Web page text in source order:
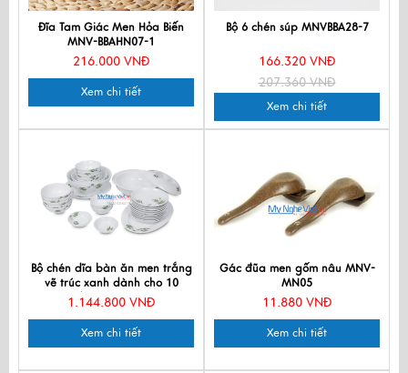
Đĩa Tam Giác Men Hỏa Biến
MNV-BBAHN07-1
216.000 VNĐ
Xem chi tiết
Bộ 6 chén súp MNVBBA28-7
166.320 VNĐ
207.360 VNĐ
Xem chi tiết
Bộ chén dĩa bàn ăn men trắng
vẽ trúc xanh dành cho 10
người MNV-BBA02-8
1.144.800 VNĐ
Xem chi tiết
Gác đũa men gốm nâu MNV-
MN05
11.880 VNĐ
Xem chi tiết